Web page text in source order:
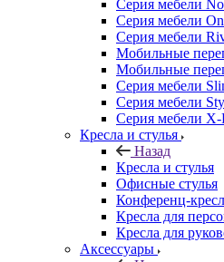
Серия мебели
Серия мебели
Серия мебели
Мобильные
Мобильные
Серия мебели
Серия мебели
Серия мебели X-
Кресла и стулья
Назад
Кресла и стулья
Офисные стулья
Конференц-
Кресла для
Кресла для
Аксессуары